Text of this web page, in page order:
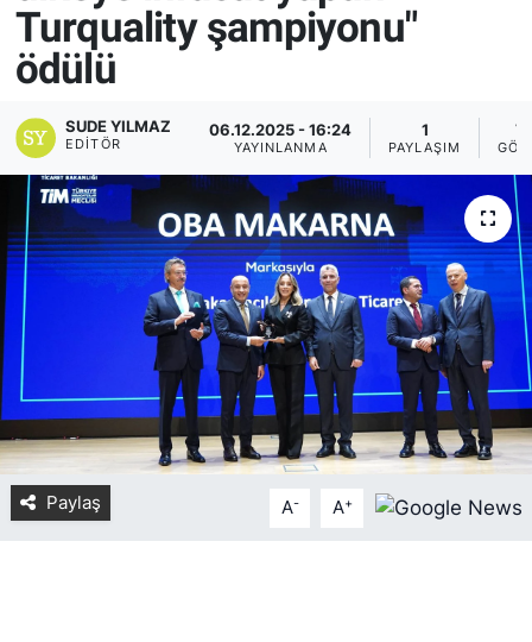
Turquality şampiyonu"
ödülü
SUDE YILMAZ
EDITÖR
06.12.2025 - 16:24
YAYINLANMA
1
PAYLAŞIM
Paylaş A- A+
Yurt Dışı Fuarlar
KÜLTÜR SANAT
FUAR HABERLERİ
FUAR TAKVİMİ
Amerika Fuarları
FUAR RAPORU
FESTİVAL HABERLERİ
FESTİVAL TAKVİMİ